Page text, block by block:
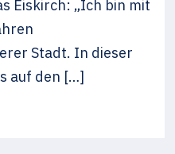
Eiskirch: „Ich bin mit
Stadt. In dieser
auf den […]